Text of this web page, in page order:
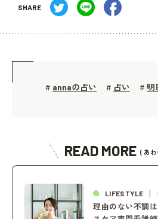
SHARE
# annaの占い # 占い # 明
READ MORE ( あわ
LIFESTYLE
理由のない不調